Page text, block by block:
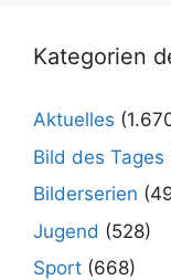
Kategorien
Aktuelles
Bild des Tages
Bilderserien
Jugend (528)
Sport (668)